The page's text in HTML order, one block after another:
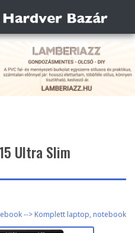
Ultra Slim
--> Komplett laptop, notebook